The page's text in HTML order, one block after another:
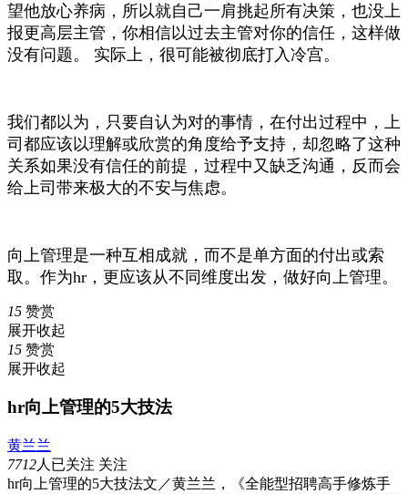
望他放心养病，所以就自己一肩挑起所有决策，也没上
报更高层主管，你相信以过去主管对你的信任，这样做
没有问题。 实际上，很可能被彻底打入冷宫。
我们都以为，只要自认为对的事情，在付出过程中，上
司都应该以理解或欣赏的角度给予支持，却忽略了这种
关系如果没有信任的前提，过程中又缺乏沟通，反而会
给上司带来极大的不安与焦虑。
向上管理是一种互相成就，而不是单方面的付出或索
取。作为hr，更应该从不同维度出发，做好向上管理。
15 赞赏
展开收起
15 赞赏
展开收起
hr向上管理的5大技法
黄兰兰
7712人已关注 关注
hr向上管理的5大技法文／黄兰兰，《全能型招聘高手修炼手